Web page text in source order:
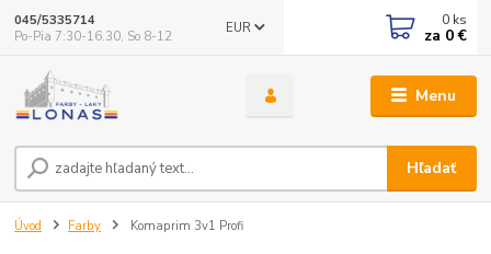
Menu
EUR
Hľadať
045/5335714
Po-Pia 7:30-16.30, So 8-12
0 ks
za 0 €
Úvod Farby Komaprim 3v1 Profi